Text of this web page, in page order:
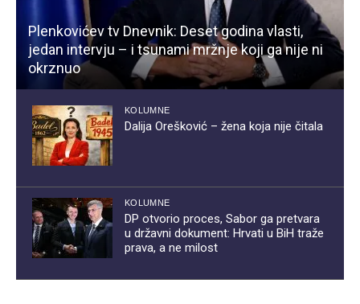
Plenkovićev tv Dnevnik: Deset godina vlasti,
jedan intervju – i tsunami mržnje koji ga nije ni
okrznuo
KOLUMNE
Dalija Orešković – žena koja nije čitala
KOLUMNE
DP otvorio proces, Sabor ga pretvara
u državni dokument: Hrvati u BiH traže
prava, a ne milost